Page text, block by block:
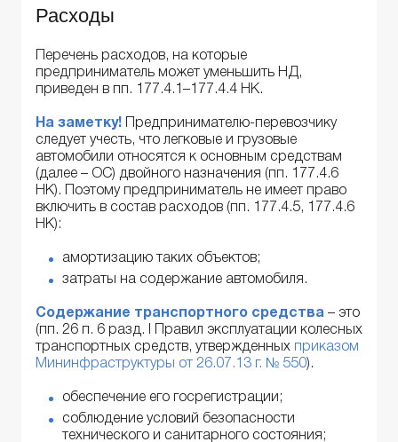
Расходы
Перечень расходов, на которые
предприниматель может уменьшить НД,
приведен в пп. 177.4.1–177.4.4 НК.
На заметку!
Предпринимателю-перевозчику
следует учесть, что легковые и грузовые
автомобили относятся к основным средствам
(далее – ОС) двойного назначения (пп. 177.4.6
НК). Поэтому предприниматель не имеет право
включить в состав расходов (пп. 177.4.5, 177.4.6
НК):
амортизацию таких объектов;
затраты на содержание автомобиля.
Содержание транспортного средства – это
(пп. 26 п. 6 разд. I Правил эксплуатации колесных
транспортных средств, утвержденных приказом
Мининфраструктуры от 26.07.13 г. № 550).
обеспечение его госрегистрации;
соблюдение условий безопасности
технического и санитарного состояния;